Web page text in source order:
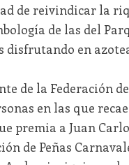
de reivindicar la
de las del
en
de la Federación
en las que
premia a Juan
de Peñas